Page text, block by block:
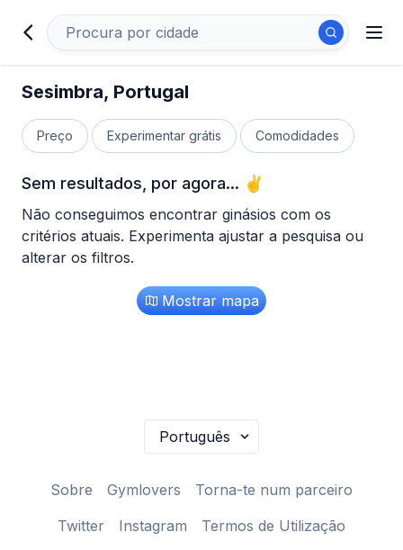
Sesimbra, Portugal
Preço Experimentar grátis Comodidades
Sem resultados, por agora... ✌
Não conseguimos encontrar ginásios com os
critérios atuais. Experimenta ajustar a pesquisa ou
alterar os filtros.
Mostrar mapa
Sobre Gymlovers
Torna-te num parceiro
Twitter
Instagram
Termos de Utilização